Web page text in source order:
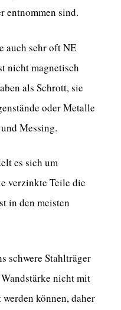
entnommen sind.
auch sehr oft NE
nicht magnetisch
als Schrott, sie
oder Metalle
Messing.
es sich um
verzinkte Teile die
in den meisten
schwere Stahlträger
nicht mit
können, daher